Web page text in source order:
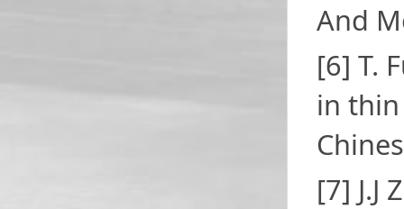
And
[6] T.
in
[7] J.J